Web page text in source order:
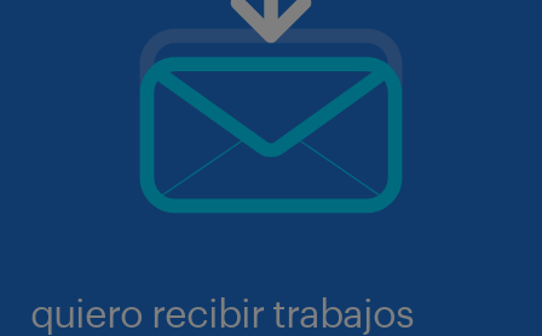
quiero recibir trabajos